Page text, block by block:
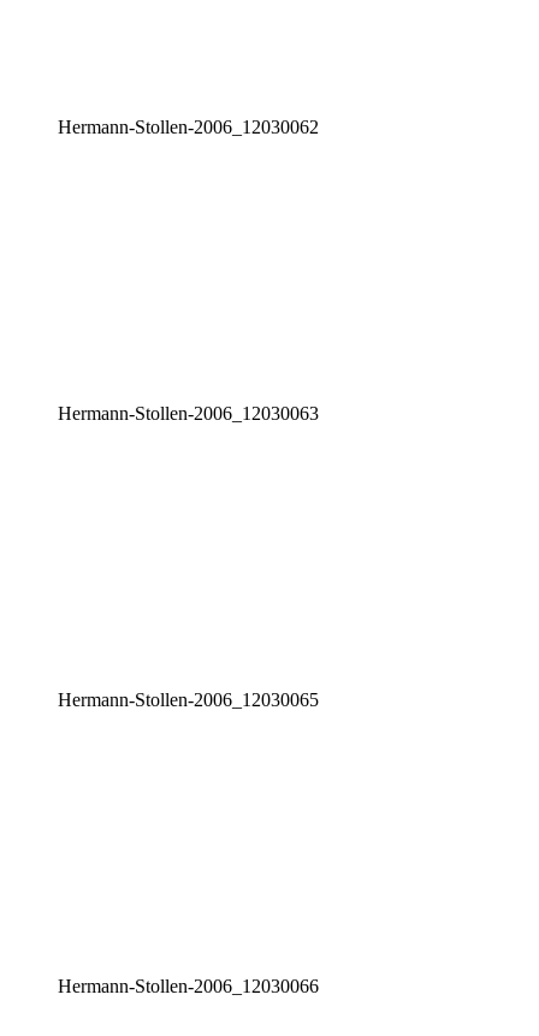
Her­mann-Stol­len-2006_12030062
Her­mann-Stol­len-2006_12030063
Her­mann-Stol­len-2006_12030065
Her­mann-Stol­len-2006_12030066